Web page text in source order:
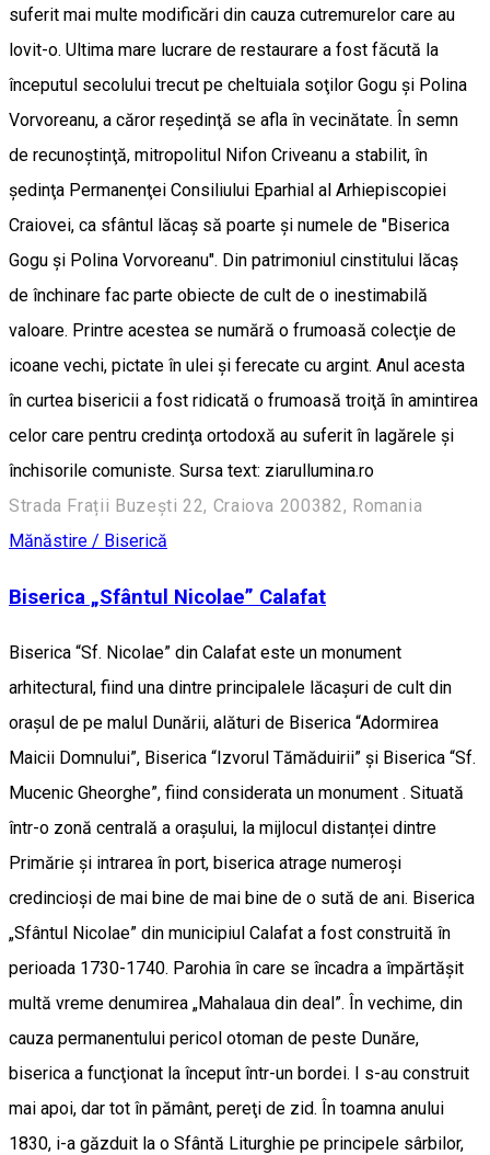
suferit mai multe modificări din cauza cutremurelor care au
lovit-o. Ultima mare lucrare de restaurare a fost făcută la
începutul secolului trecut pe cheltuiala soţilor Gogu şi Polina
Vorvoreanu, a căror reşedinţă se afla în vecinătate. În semn
de recunoştinţă, mitropolitul Nifon Criveanu a stabilit, în
şedinţa Permanenţei Consiliului Eparhial al Arhiepiscopiei
Craiovei, ca sfântul lăcaş să poarte şi numele de "Biserica
Gogu şi Polina Vorvoreanu". Din patrimoniul cinstitului lăcaş
de închinare fac parte obiecte de cult de o inestimabilă
valoare. Printre acestea se numără o frumoasă colecţie de
icoane vechi, pictate în ulei şi ferecate cu argint. Anul acesta
în curtea bisericii a fost ridicată o frumoasă troiţă în amintirea
celor care pentru credinţa ortodoxă au suferit în lagărele şi
închisorile comuniste. Sursa text: ziarullumina.ro
Strada Frații Buzești 22, Craiova 200382, Romania
Mănăstire / Biserică
Biserica „Sfântul Nicolae” Calafat
Biserica “Sf. Nicolae” din Calafat este un monument
arhitectural, fiind una dintre principalele lăcașuri de cult din
orașul de pe malul Dunării, alături de Biserica “Adormirea
Maicii Domnului”, Biserica “Izvorul Tămăduirii” și Biserica “Sf.
Mucenic Gheorghe”, fiind considerata un monument . Situată
într-o zonă centrală a orașului, la mijlocul distanței dintre
Primărie și intrarea în port, biserica atrage numeroși
credincioși de mai bine de mai bine de o sută de ani. Biserica
„Sfântul Nicolae” din municipiul Calafat a fost construită în
perioada 1730-1740. Parohia în care se încadra a împărtăşit
multă vreme denumirea „Mahalaua din deal”. În vechime, din
cauza permanentului pericol otoman de peste Dunăre,
biserica a funcţionat la început într-un bordei. I s-au construit
mai apoi, dar tot în pământ, pereţi de zid. În toamna anului
1830, i-a găzduit la o Sfântă Liturghie pe principele sârbilor,